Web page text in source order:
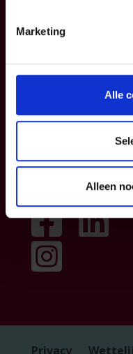
Marketing
Alle
Alleen
t
Volg ons op
Privacy